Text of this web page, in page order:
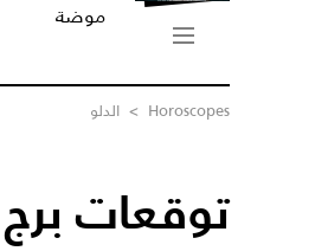
موضة
Horoscopes
> الدلو
توقعات برج